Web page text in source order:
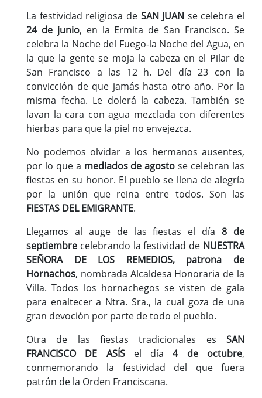
La festividad religiosa de SAN JUAN se celebra el
24 de junio, en la Ermita de San Francisco. Se
celebra la Noche del Fuego-la Noche del Agua, en
la que la gente se moja la cabeza en el Pilar de
San Francisco a las 12 h. Del día 23 con la
convicción de que jamás hasta otro año. Por la
misma fecha. Le dolerá la cabeza. También se
lavan la cara con agua mezclada con diferentes
hierbas para que la piel no envejezca.
No podemos olvidar a los hermanos ausentes,
por lo que a mediados de agosto se celebran las
fiestas en su honor. El pueblo se llena de alegría
por la unión que reina entre todos. Son las
FIESTAS DEL EMIGRANTE.
Llegamos al auge de las fiestas el día8 de
septiembre celebrando la festividad de NUESTRA
SEÑORA DE LOS REMEDIOS, patrona de
Hornachos, nombrada Alcaldesa Honoraria de la
Villa. Todos los hornachegos se visten de gala
para enaltecer a Ntra. Sra., la cual goza de una
gran devoción por parte de todo el pueblo.
Otra de las fiestas tradicionales es SAN
FRANCISCO DE ASÍSel día4 de octubre,
conmemorando la festividad del que fuera
patrón de la Orden Franciscana.